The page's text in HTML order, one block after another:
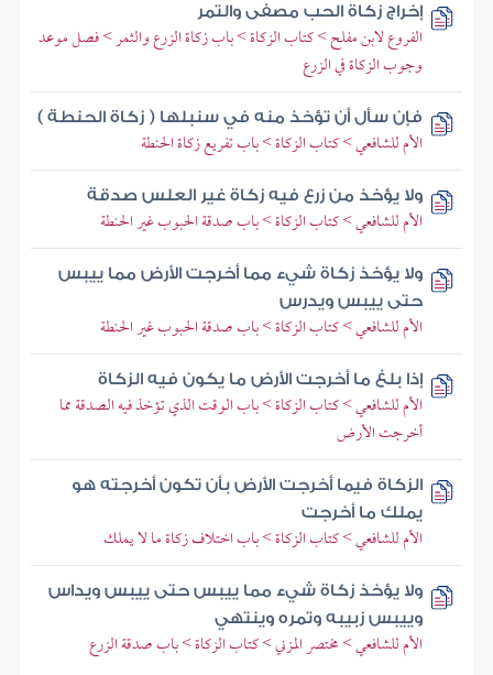
إخراج زكاة الحب مصفى والتمر
الفروع لابن مفلح > كتاب الزكاة > باب زكاة الزرع والثمر > فصل موعد
وجوب الزكاة في الزرع
فإن سأل أن تؤخذ منه في سنبلها ( زكاة الحنطة )
الأم للشافعي > كتاب الزكاة > باب تفريع زكاة الحنطة
ولا يؤخذ من زرع فيه زكاة غير العلس صدقة
الأم للشافعي > كتاب الزكاة > باب صدقة الحبوب غير الحنطة
ولا يؤخذ زكاة شيء مما أخرجت الأرض مما ييبس
حتى ييبس ويدرس
الأم للشافعي > كتاب الزكاة > باب صدقة الحبوب غير الحنطة
إذا بلغ ما أخرجت الأرض ما يكون فيه الزكاة
الأم للشافعي > كتاب الزكاة > باب الوقت الذي تؤخذ فيه الصدقة مما
أخرجت الأرض
الزكاة فيما أخرجت الأرض بأن تكون أخرجته هو
يملك ما أخرجت
الأم للشافعي > كتاب الزكاة > باب اختلاف زكاة ما لا يملك
ولا يؤخذ زكاة شيء مما ييبس حتى ييبس ويداس
وييبس زبيبه وتمره وينتهي
الأم للشافعي > مختصر المزني > كتاب الزكاة > باب صدقة الزرع